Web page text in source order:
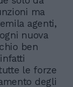
ma
agenti,
nuova
ben
le forze
degli